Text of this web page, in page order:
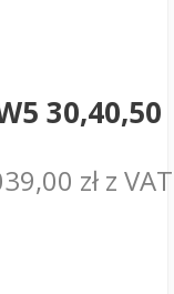
30,40,50
zł z VAT